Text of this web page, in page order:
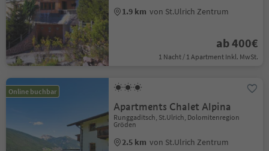
1.9 km von St.Ulrich Zentrum
ab 400€
1 Nacht / 1 Apartment Inkl. MwSt.
Online buchbar
Apartments Chalet Alpina
Runggaditsch, St.Ulrich, Dolomitenregion
Gröden
2.5 km von St.Ulrich Zentrum